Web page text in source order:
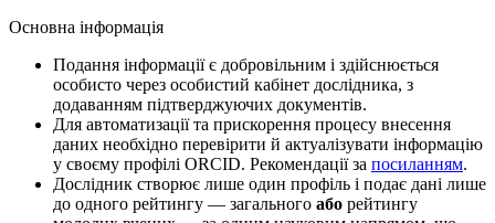
Основна інформація
Подання інформації є добровільним і здійснюється
особисто через особистий кабінет дослідника, з
додаванням підтверджуючих документів.
Для автоматизації та прискорення процесу внесення
даних необхідно перевірити й актуалізувати інформацію
у своєму профілі ORCID. Рекомендації за посиланням.
Дослідник створює лише один профіль і подає дані лише
до одного рейтингу — загального або рейтингу